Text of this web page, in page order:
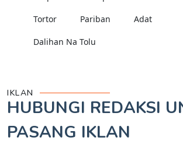
Tortor Pariban Adat
Dalihan Na Tolu
IKLAN
HUBUNGI REDAKSI
PASANG IKLAN